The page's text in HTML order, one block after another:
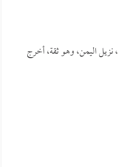
، نزيل اليمن، وهو ثقة، أخرج